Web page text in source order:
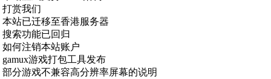
打赏我们
本站已迁移至香港服务器
搜索功能已回归
如何注销本站账户
gamux游戏打包工具发布
部分游戏不兼容高分辨率屏幕的说明